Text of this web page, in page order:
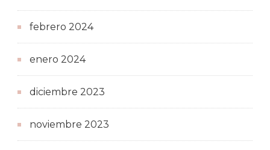
febrero 2024
enero 2024
diciembre 2023
noviembre 2023